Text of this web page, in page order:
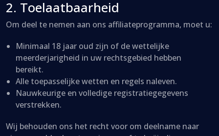
2. Toelaatbaarheid
Om deel te nemen aan ons affiliateprogramma, moet u:
Minimaal 18 jaar oud zijn of de wettelijke
meerderjarigheid in uw rechtsgebied hebben
bereikt.
Alle toepasselijke wetten en regels naleven.
Nauwkeurige en volledige registratiegegevens
verstrekken.
Wij behouden ons het recht voor om deelname naar